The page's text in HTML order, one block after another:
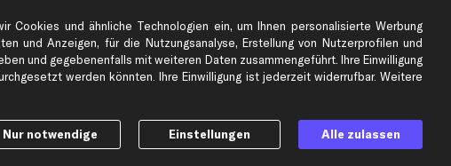
Top Automarken
Ford Ersatzteile
Cookies und ähnliche Technologien ein, um Ihnen personalisierte Werbung
und Anzeigen, für die Nutzungsanalyse, Erstellung von Nutzerprofilen und
und gegebenenfalls mit weiteren Daten zusammengeführt. Ihre Einwilligung
werden könnten. Ihre Einwilligung ist jederzeit widerrufbar. Weitere
Nur notwendige Einstellungen Alle zulassen